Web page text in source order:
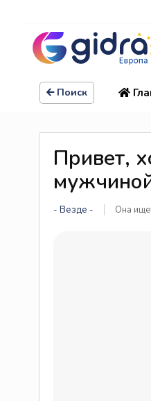
Поиск
Привет,
- Везде - Она